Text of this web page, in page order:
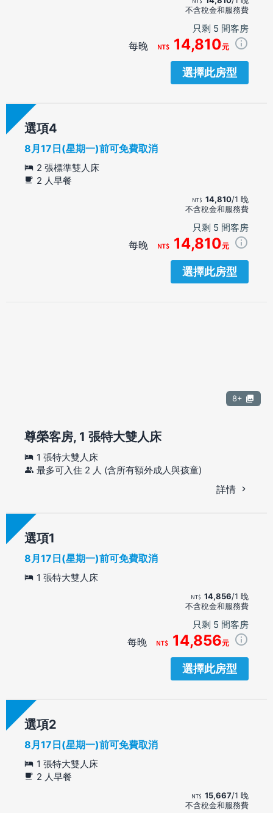
不含稅金和服務費
只剩 5 間客房
每晚 14,810元
選擇此房型
選項
8月17日(星期一)前可免費取消
2 張標準雙人床
2 人早餐
14,810/1 晚
不含稅金和服務費
只剩 5 間客房
每晚 14,810元
選擇此房型
8+
尊榮客房, 1 張特大雙人床
1 張特大雙人床
最多可入住 2 人 (含所有額外成人與孩童)
詳情
選項
8月17日(星期一)前可免費取消
1 張特大雙人床
14,856/1 晚
不含稅金和服務費
只剩 5 間客房
每晚 14,856元
選擇此房型
選項
8月17日(星期一)前可免費取消
1 張特大雙人床
2 人早餐
15,667/1 晚
不含稅金和服務費